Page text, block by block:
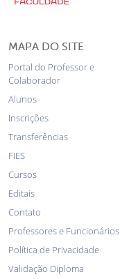
MAPA DO SITE
Portal do Professor e
Colaborador
Alunos
Inscrições
Transferências
FIES
Cursos
Editais
Contato
Professores e Funcionários
Política de Privacidade
Validação Diploma